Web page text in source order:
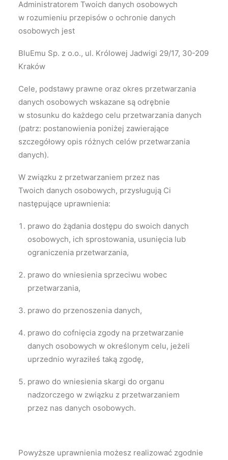
Administratorem Twoich danych osobowych
w rozumieniu przepisów o ochronie danych
osobowych jest
BluEmu Sp. z o.o., ul. Królowej Jadwigi 29/17, 30-209
Kraków
Cele, podstawy prawne oraz okres przetwarzania
danych osobowych wskazane są odrębnie
w stosunku do każdego celu przetwarzania danych
(patrz: postanowienia poniżej zawierające
szczegółowy opis różnych celów przetwarzania
danych).
W związku z przetwarzaniem przez nas
Twoich danych osobowych, przysługują Ci
następujące uprawnienia:
prawo do żądania dostępu do swoich danych
osobowych, ich sprostowania, usunięcia lub
ograniczenia przetwarzania,
prawo do wniesienia sprzeciwu wobec
przetwarzania,
prawo do przenoszenia danych,
prawo do cofnięcia zgody na przetwarzanie
danych osobowych w określonym celu, jeżeli
uprzednio wyraziłeś taką zgodę,
prawo do wniesienia skargi do organu
nadzorczego w związku z przetwarzaniem
przez nas danych osobowych.
Powyższe uprawnienia możesz realizować zgodnie